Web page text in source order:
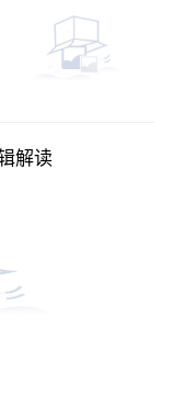
解读